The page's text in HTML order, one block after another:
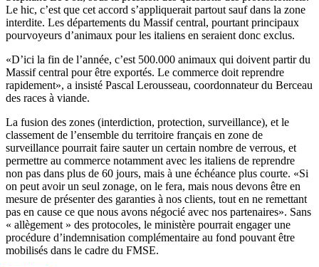
Le hic, c’est que cet accord s’appliquerait partout sauf dans la zone
interdite. Les départements du Massif central, pourtant principaux
pourvoyeurs d’animaux pour les italiens en seraient donc exclus.
«D’ici la fin de l’année, c’est 500.000 animaux qui doivent partir du
Massif central pour être exportés. Le commerce doit reprendre
rapidement», a insisté Pascal Lerousseau, coordonnateur du Berceau
des races à viande.
La fusion des zones (interdiction, protection, surveillance), et le
classement de l’ensemble du territoire français en zone de
surveillance pourrait faire sauter un certain nombre de verrous, et
permettre au commerce notamment avec les italiens de reprendre
non pas dans plus de 60 jours, mais à une échéance plus courte. «Si
on peut avoir un seul zonage, on le fera, mais nous devons être en
mesure de présenter des garanties à nos clients, tout en ne remettant
pas en cause ce que nous avons négocié avec nos partenaires». Sans
« allègement » des protocoles, le ministère pourrait engager une
procédure d’indemnisation complémentaire au fond pouvant être
mobilisés dans le cadre du FMSE.